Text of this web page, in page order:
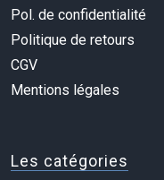
Pol. de confidentialité
Politique de retours
CGV
Mentions légales
Les catégories